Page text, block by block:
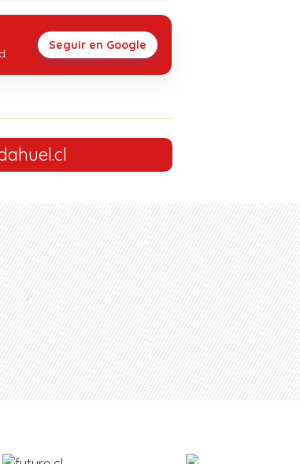
Seguir en Google